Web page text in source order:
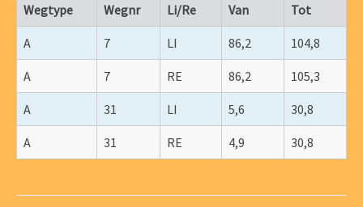
Wegtype Wegnr Li/Re Van Tot
A 7 LI 86,2 104,8
A 7 RE 86,2 105,3
A 31 LI 5,6 30,8
A 31 RE 4,9 30,8